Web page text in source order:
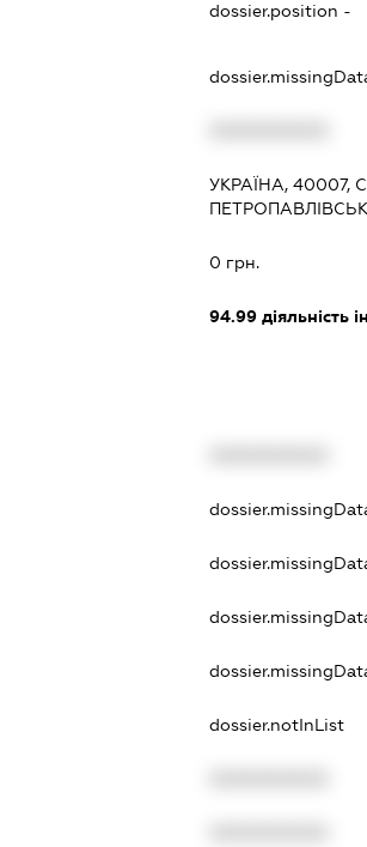
dossier.position -
УКРАЇНА, 40007,
0 грн.
94.99 діяльність
dossier.notInList